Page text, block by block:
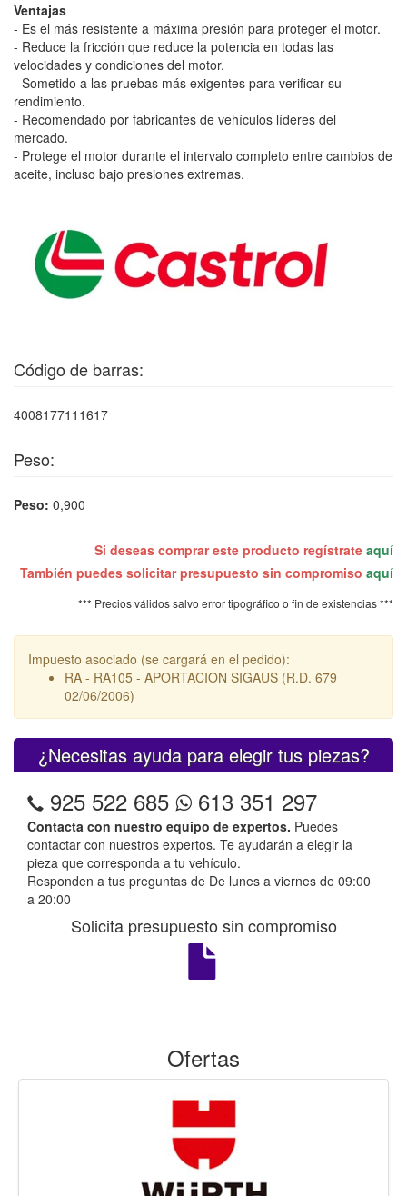
Ventajas
- Es el más resistente a máxima presión para proteger el motor.
- Reduce la fricción que reduce la potencia en todas las
velocidades y condiciones del motor.
- Sometido a las pruebas más exigentes para verificar su
rendimiento.
- Recomendado por fabricantes de vehículos líderes del
mercado.
- Protege el motor durante el intervalo completo entre cambios de
aceite, incluso bajo presiones extremas.
Código de barras:
4008177111617
Peso:
Peso: 0,900
Si deseas comprar este producto regístrate aquí
También puedes solicitar presupuesto sin compromiso aquí
*** Precios válidos salvo error tipográfico o fin de existencias ***
Impuesto asociado (se cargará en el pedido):
RA - RA105 - APORTACION SIGAUS (R.D. 679
02/06/2006)
¿Necesitas ayuda para elegir tus piezas?
925 522 685 613 351 297
Contacta con nuestro equipo de expertos. Puedes
contactar con nuestros expertos. Te ayudarán a elegir la
pieza que corresponda a tu vehículo.
Responden a tus preguntas de De lunes a viernes de 09:00
a 20:00
Solicita presupuesto sin compromiso
Ofertas